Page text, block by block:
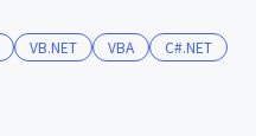
VB.NET VBA C#.NET